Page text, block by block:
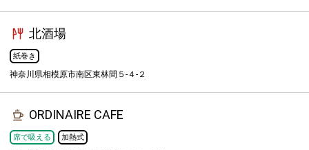
北酒場
紙巻き
神奈川県相模原市南区東林間５-４-２
ORDINAIRE CAFE
席で吸える 加熱式